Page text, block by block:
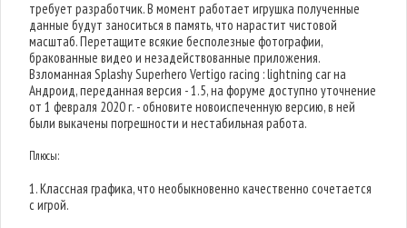
требует разработчик. В момент работает игрушка полученные
данные будут заноситься в память, что нарастит чистовой
масштаб. Перетащите всякие бесполезные фотографии,
бракованные видео и незадействованные приложения.
Взломанная Splashy Superhero Vertigo racing : lightning car на
Андроид, переданная версия - 1.5, на форуме доступно уточнение
от 1 февраля 2020 г. - обновите новоиспеченную версию, в ней
были выкачены погрешности и нестабильная работа.
Плюсы:
1. Классная графика, что необыкновенно качественно сочетается
с игрой.